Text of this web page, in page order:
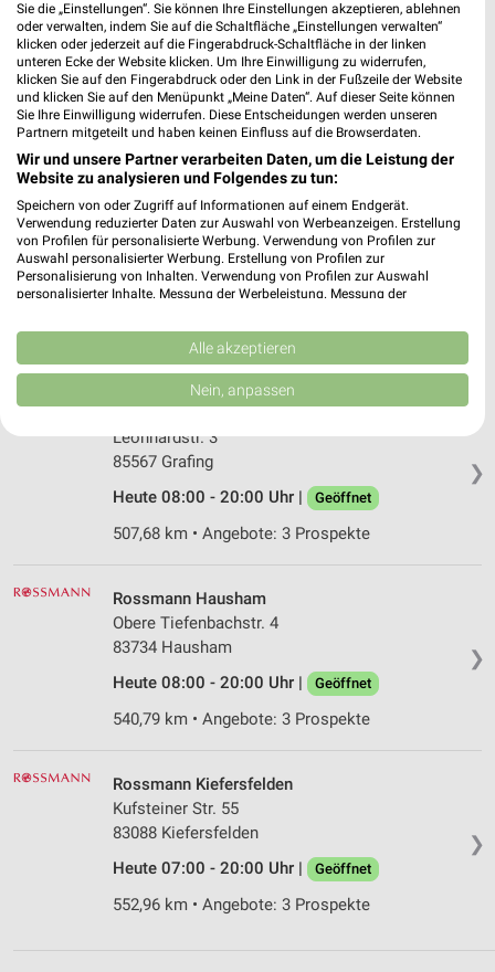
Rossmann Bruckmühl
Gewerbepark BWB 3
83052 Bruckmühl
Heute 08:00 - 20:00 Uhr | Geöffnet
526,70 km • Angebote: 3 Prospekte
Rossmann Wasserburg am Inn
Molkerei-Bauer-Str. 14
83512 Wasserburg am Inn
504,22 km • Angebote: 3 Prospekte
❯
Rossmann Grafing
Leonhardstr. 3
85567 Grafing
Heute 08:00 - 20:00 Uhr |
Geöffnet
507,68 km • Angebote: 3 Prospekte
❯
Rossmann Hausham
Obere Tiefenbachstr. 4
83734 Hausham
Heute 08:00 - 20:00 Uhr |
Geöffnet
540,79 km • Angebote: 3 Prospekte
❯
Rossmann Kiefersfelden
Kufsteiner Str. 55
83088 Kiefersfelden
Heute 07:00 - 20:00 Uhr |
Geöffnet
552,96 km • Angebote: 3 Prospekte
Sie die „Einstellungen“. Sie können Ihre Einstellungen akzeptieren, ablehnen
oder verwalten, indem Sie auf die Schaltfläche „Einstellungen verwalten“
klicken oder jederzeit auf die Fingerabdruck-Schaltfläche in der linken
unteren Ecke der Website klicken. Um Ihre Einwilligung zu widerrufen,
klicken Sie auf den Fingerabdruck oder den Link in der Fußzeile der Website
und klicken Sie auf den Menüpunkt „Meine Daten“. Auf dieser Seite können
Sie Ihre Einwilligung widerrufen. Diese Entscheidungen werden unseren
Partnern mitgeteilt und haben keinen Einfluss auf die Browserdaten.
Wir und unsere Partner verarbeiten Daten, um die Leistung der
Website zu analysieren und Folgendes zu tun:
Speichern von oder Zugriff auf Informationen auf einem Endgerät.
Verwendung reduzierter Daten zur Auswahl von Werbeanzeigen. Erstellung
von Profilen für personalisierte Werbung. Verwendung von Profilen zur
Auswahl personalisierter Werbung. Erstellung von Profilen zur
Personalisierung von Inhalten. Verwendung von Profilen zur Auswahl
personalisierter Inhalte. Messung der Werbeleistung. Messung der
Kombinationen von Daten aus verschiedenen Quellen. Entwicklung und
Verbesserung der Angebote. Verwendung reduzierter Daten zur Auswahl
von Inhalten.
Daten können außerhalb der Europäischen Union weitergegeben und in die
USA gesendet werden.
Website/App.
Partnerliste anzeigen (1 IAB-Anbieter)
Wir nutzen Ihre Daten für folgende Zwecke:
IAB-Verarbeitungszwecke:
Verwendung reduzierter Daten zur Auswahl von
Werbeanzeigen
Erstellung von Profilen für personalisierte
personalisierter Werbung
Erstellung von Profilen zur Personalisierung
von Inhalten
Verwendung von Profilen zur Auswahl
personalisierter Inhalte
Alle akzeptieren
Nein, anpassen